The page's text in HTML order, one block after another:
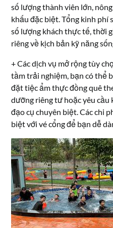
số lượng thành viên lớn,
khấu đặc biệt. Tổng kinh phí
số lượng khách thực tế, thời
riêng về kịch bản kỹ năng
+ Các dịch vụ mở rộng tùy
tầm trải nghiệm, bạn có thể
đặt tiệc ẩm thực đồng quê
dưỡng riêng tư hoặc yêu cầu
đạo cụ chuyên biệt. Các chi
biệt với vé cổng để bạn dễ